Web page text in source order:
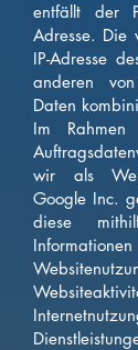
entfällt der
Adresse. Die
IP-Adresse
anderen
Daten
Im
wir als
Google Inc.
diese